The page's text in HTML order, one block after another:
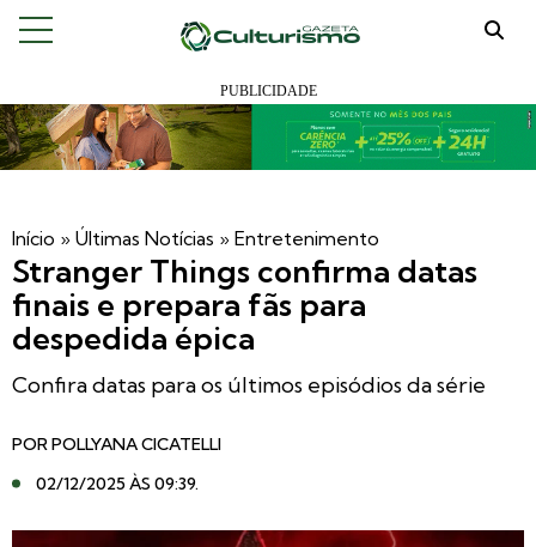
Início » Últimas Notícias » Entretenimento
Stranger Things confirma datas
finais e prepara fãs para
despedida épica
Confira datas para os últimos episódios da série
PORPOLLYANA CICATELLI
02/12/2025 ÀS 09:39.